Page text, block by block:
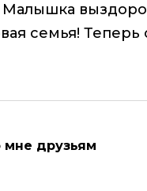
Малышка
семья!
мне друзьям